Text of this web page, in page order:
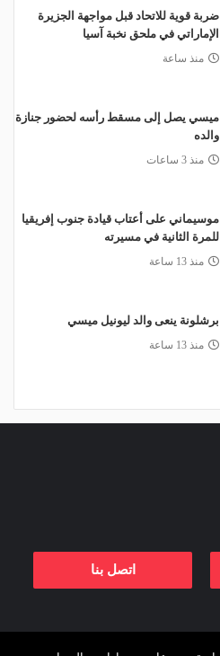
ضربة قوية للاتحاد قبل مواجهة الجزيرة
الإماراتي في ملحق نخبة آسيا
منذ ساعة
ميسي يصل إلى مسقط رأسه لحضور جنازة
والده
منذ 3 ساعات
موسيماني على أعتاب قيادة جنوب إفريقيا
للمرة الثانية في مسيرته
منذ 13 ساعة
برشلونة ينعى والد ليونيل ميسي
منذ 13 ساعة
اتصل بنا